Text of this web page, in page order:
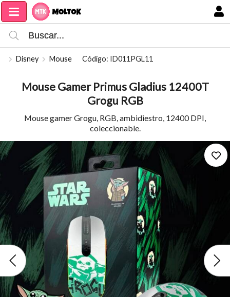
Compartir por email
Enviar
Disney Mouse Código: ID011PGL11
Mouse Gamer Primus Gladius 12400T
Grogu RGB
Mouse gamer Grogu, RGB, ambidiestro, 12400 DPI,
coleccionable.